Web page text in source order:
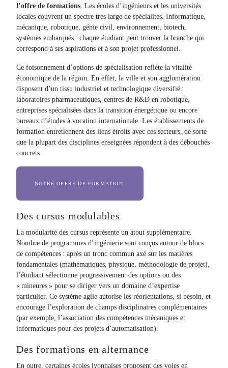
l’offre de formations. Les écoles d’ingénieurs et les universités
locales couvrent un spectre très large de spécialités. Informatique,
mécanique, robotique, génie civil, environnement, biotech,
systèmes embarqués : chaque étudiant peut trouver la branche qui
correspond à ses aspirations et à son projet professionnel.
Ce foisonnement d’options de spécialisation reflète la vitalité
économique de la région. En effet, la ville et son agglomération
disposent d’un tissu industriel et technologique diversifié :
laboratoires pharmaceutiques, centres de R&D en robotique,
entreprises spécialisées dans la transition énergétique ou encore
bureaux d’études à vocation internationale. Les établissements de
formation entretiennent des liens étroits avec ces secteurs, de sorte
que la plupart des disciplines enseignées répondent à des débouchés
concrets.
NOTRE OFFRE DE FORMATION
Des cursus modulables
La modularité des cursus représente un atout supplémentaire.
Nombre de programmes d’ingénierie sont conçus autour de blocs
de compétences : après un tronc commun axé sur les matières
fondamentales (mathématiques, physique, méthodologie de projet),
l’étudiant sélectionne progressivement des options ou des
« mineures » pour se diriger vers un domaine d’expertise
particulier. Ce système agile autorise les réorientations, si besoin, et
encourage l’exploration de champs disciplinaires complémentaires
(par exemple, l’association des compétences mécaniques et
informatiques pour des projets d’automatisation).
Des formations en alternance
En outre, certaines écoles lyonnaises proposent des voies en